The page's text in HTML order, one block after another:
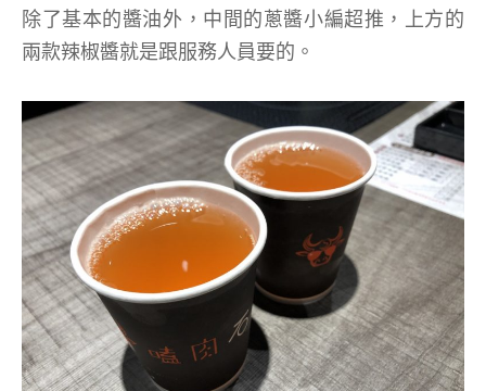
除了基本的醬油外，中間的蔥醬小編超推，上方的
兩款辣椒醬就是跟服務人員要的。